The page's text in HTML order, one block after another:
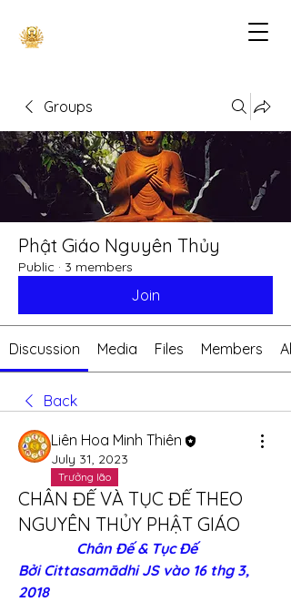
Groups
Phật Giáo Nguyên Thủy
Public · 3 members
Join
Discussion Media Files Members
Back
Liên Hoa Minh Thiên
July 31, 2023
Trưởng lão
CHÂN ĐẾ VÀ TỤC ĐẾ THEO
NGUYÊN THỦY PHẬT GIÁO
Chân Đế & Tục Đế
Bởi Cittasamādhi JS vào 16 thg 3,
2018